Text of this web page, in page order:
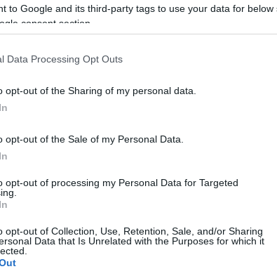
to Google and its third-party tags to use your data for below
consent section.
Data Processing Opt Outs
opt-out of the Sharing of my personal data.
opt-out of the Sale of my Personal Data.
opt-out of processing my Personal Data for Targeted
opt-out of Collection, Use, Retention, Sale, and/or Sharing
Data that Is Unrelated with the Purposes for which it
saknes
bombardēšanā,
pamanīti
droni
avārija – viens no
šoferiem aizbēdzis no